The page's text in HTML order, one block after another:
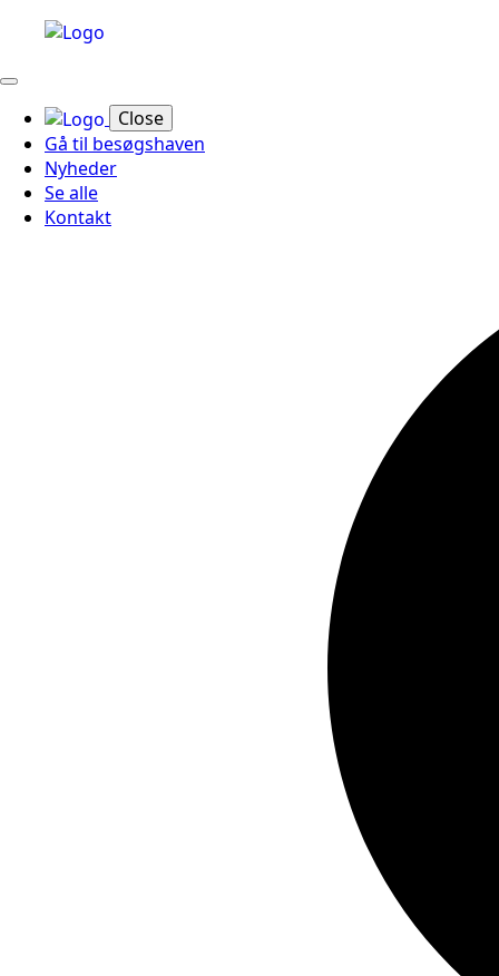
Close
Gå til besøgshaven
Nyheder
Se alle
Kontakt